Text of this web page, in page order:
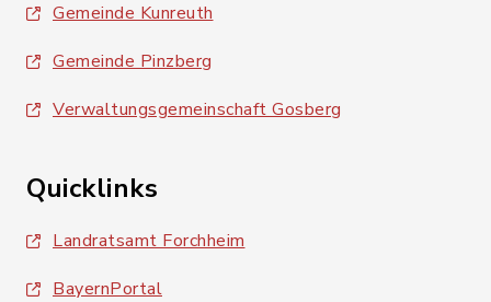
Gemeinde Kunreuth
Gemeinde Pinzberg
Verwaltungsgemeinschaft Gosberg
Quicklinks
Landratsamt Forchheim
BayernPortal